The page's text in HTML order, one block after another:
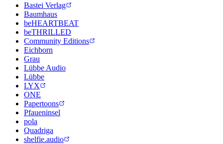
Bastei Verlag
Baumhaus
beHEARTBEAT
beTHRILLED
Community Editions
Eichborn
Grau
Lübbe Audio
Lübbe
LYX
ONE
Papertoons
Pfaueninsel
pola
Quadriga
shelfie.audio